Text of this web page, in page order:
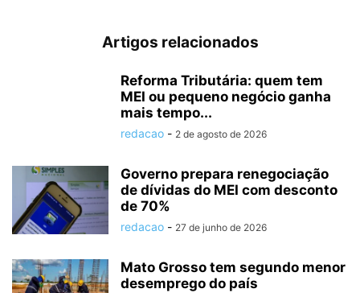
Artigos relacionados
Reforma Tributária: quem tem
MEI ou pequeno negócio ganha
mais tempo...
redacao - 2 de agosto de 2026
Governo prepara renegociação
de dívidas do MEI com desconto
de 70%
redacao - 27 de junho de 2026
Mato Grosso tem segundo menor
desemprego do país